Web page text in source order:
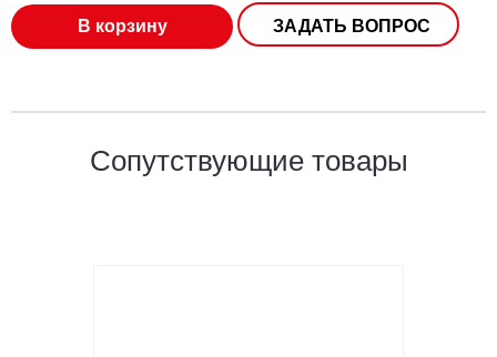
В корзину ЗАДАТЬ ВОПРОС
Сопутствующие товары